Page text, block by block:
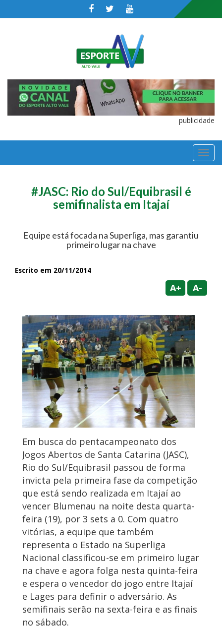
publicidade
#JASC: Rio do Sul/Equibrasil é
semifinalista em Itajaí
Equipe está focada na Superliga, mas garantiu
primeiro lugar na chave
Escrito em 20/11/2014
A+ A-
Em busca do pentacampeonato dos
Jogos Abertos de Santa Catarina (JASC),
Rio do Sul/Equibrasil passou de forma
invicta pela primeira fase da competição
que está sendo realizada em Itajaí ao
vencer Blumenau na noite desta quarta-
feira (19), por 3 sets a 0. Com quatro
vitórias, a equipe que também
representa o Estado na Superliga
Nacional classificou-se em primeiro lugar
na chave e agora folga nesta quinta-feira
e espera o vencedor do jogo entre Itajaí
e Lages para definir o adversário. As
semifinais serão na sexta-feira e as finais
no sábado.